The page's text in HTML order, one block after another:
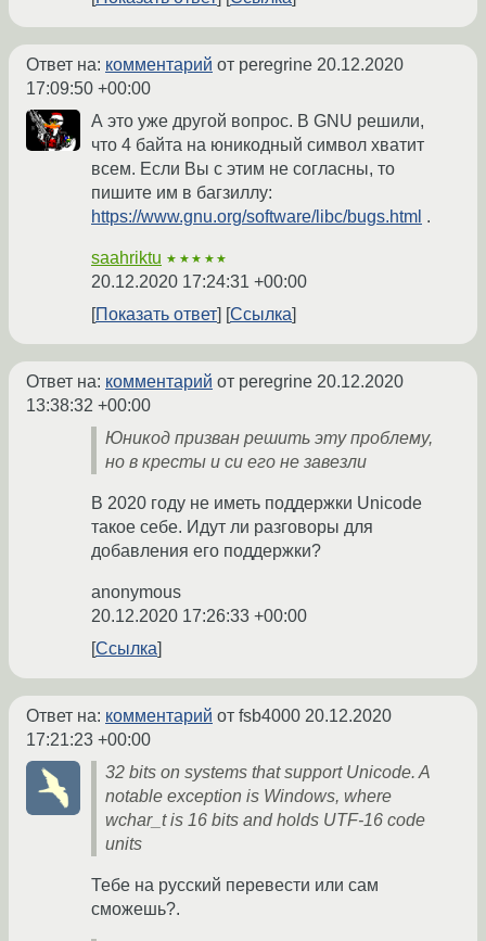
Ответ на: комментарий от peregrine 20.12.2020
17:09:50 +00:00
А это уже другой вопрос. В GNU решили,
что 4 байта на юникодный символ хватит
всем. Если Вы с этим не согласны, то
пишите им в багзиллу:
https://www.gnu.org/software/libc/bugs.html .
saahriktu ★★★★★
20.12.2020 17:24:31 +00:00
Показать ответ
Ссылка
Ответ на: комментарий от peregrine 20.12.2020
13:38:32 +00:00
Юникод призван решить эту проблему,
но в кресты и си его не завезли
В 2020 году не иметь поддержки Unicode
такое себе. Идут ли разговоры для
добавления его поддержки?
anonymous
20.12.2020 17:26:33 +00:00
Ссылка
Ответ на: комментарий от fsb4000 20.12.2020
17:21:23 +00:00
32 bits on systems that support Unicode. A
notable exception is Windows, where
wchar_t is 16 bits and holds UTF-16 code
units
Тебе на русский перевести или сам
сможешь?.